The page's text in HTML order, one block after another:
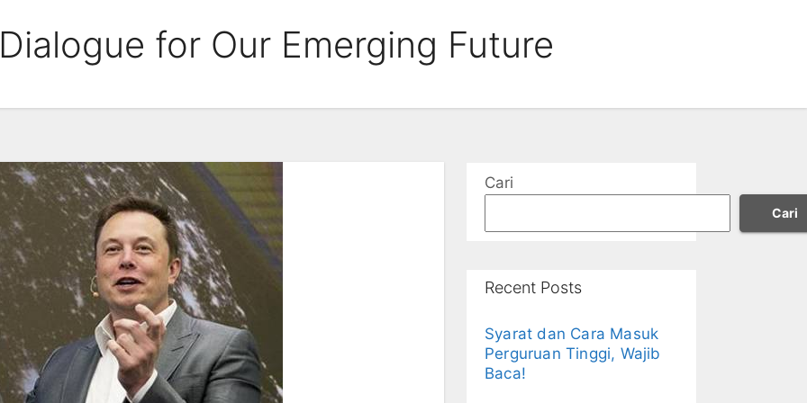
for Our Emerging Future
Cari
Cari
Recent Posts
Syarat dan Cara Masuk
Perguruan Tinggi, Wajib
Baca!